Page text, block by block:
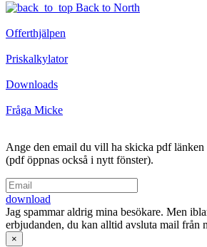
Back to North
Offerthjälpen
Priskalkylator
Downloads
Fråga Micke
Ange den email du vill ha skicka pdf
(pdf öppnas också i nytt fönster).
download
Jag spammar aldrig mina besökare. Men
erbjudanden, du kan alltid avsluta mail från
×